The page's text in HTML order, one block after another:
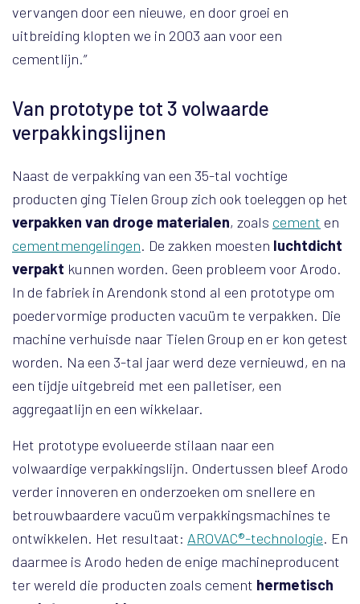
vervangen door een nieuwe, en door groei en
uitbreiding klopten we in 2003 aan voor een
cementlijn.”
Van prototype tot 3 volwaarde
verpakkingslijnen
Naast de verpakking van een 35-tal vochtige
producten ging Tielen Group zich ook toeleggen op het
verpakken van droge materialen, zoals cement en
cementmengelingen. De zakken moesten luchtdicht
verpakt kunnen worden. Geen probleem voor Arodo.
In de fabriek in Arendonk stond al een prototype om
poedervormige producten vacuüm te verpakken. Die
machine verhuisde naar Tielen Group en er kon getest
worden. Na een 3-tal jaar werd deze vernieuwd, en na
een tijdje uitgebreid met een palletiser, een
aggregaatlijn en een wikkelaar.
Het prototype evolueerde stilaan naar een
volwaardige verpakkingslijn. Ondertussen bleef Arodo
verder innoveren en onderzoeken om snellere en
betrouwbaardere vacuüm verpakkingsmachines te
ontwikkelen. Het resultaat: AROVAC®-technologie. En
daarmee is Arodo heden de enige machineproducent
ter wereld die producten zoals cement hermetisch